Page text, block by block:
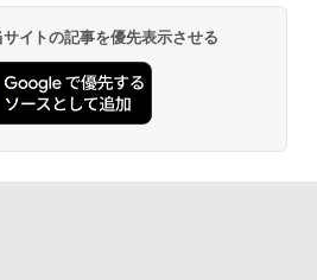
イトの記事を優先表示させる